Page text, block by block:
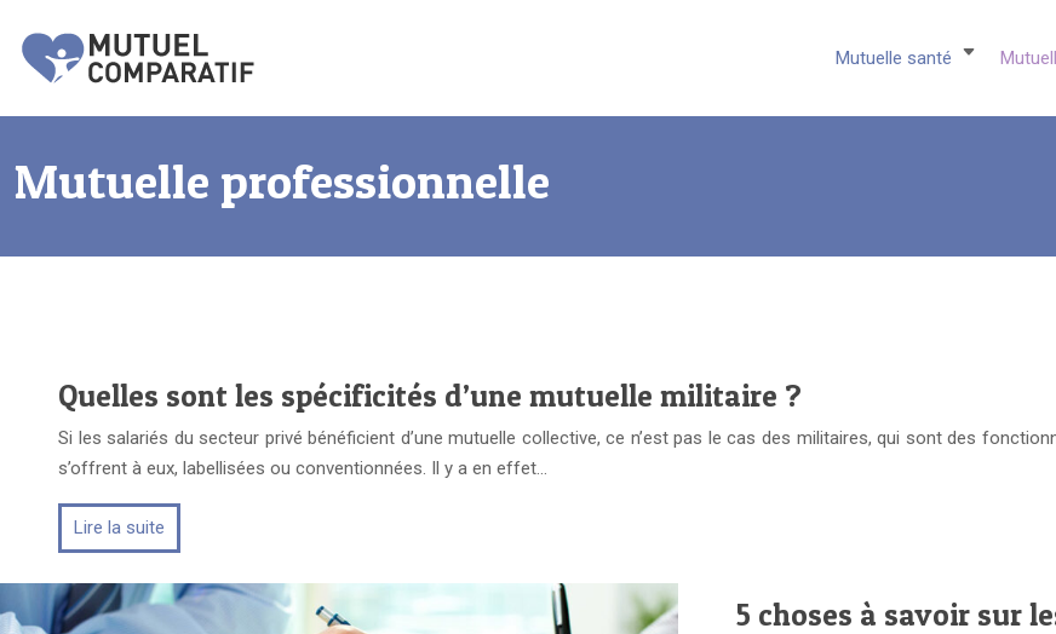
Mutuelle santé
Mutuelle professionnelle
Quelles sont les spécificités d’une mutuelle militaire ?
Si les salariés du secteur privé bénéficient d’une mutuelle collective, ce n’est pas le cas des militaires, qui sont des
s’offrent à eux, labellisées ou conventionnées. Il y a en effet…
Lire la suite
5 choses à savoir sur